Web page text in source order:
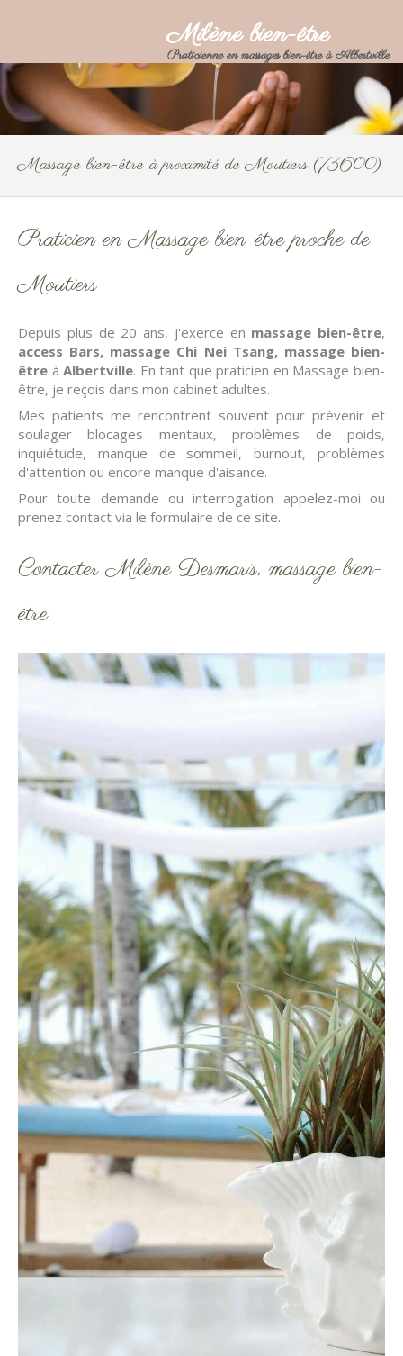
Milène bien-être
Praticienne en massages bien-être à Albertville
Massage bien-être à proximité de Moutiers (73600)
Praticien en Massage bien-être proche de
Moutiers
Depuis plus de 20 ans, j'exerce en massage bien-être,
access Bars, massage Chi Nei Tsang, massage bien-
être àAlbertville. En tant que praticien en Massage bien-
être, je reçois dans mon cabinet adultes.
Mes patients me rencontrent souvent pour prévenir et
soulager blocages mentaux, problèmes de poids,
inquiétude, manque de sommeil, burnout, problèmes
d'attention ou encore manque d'aisance.
Pour toute demande ou interrogation appelez-moi ou
prenez contact via le formulaire de ce site.
Contacter Milène Desmaris, massage bien-
être